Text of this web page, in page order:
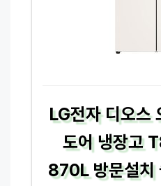
LG전자 디오스
도어 냉장고
870L 방문설치